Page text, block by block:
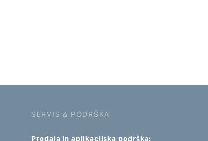
SERVIS & PODRŠKA
Prodaja in aplikacijska podrška: